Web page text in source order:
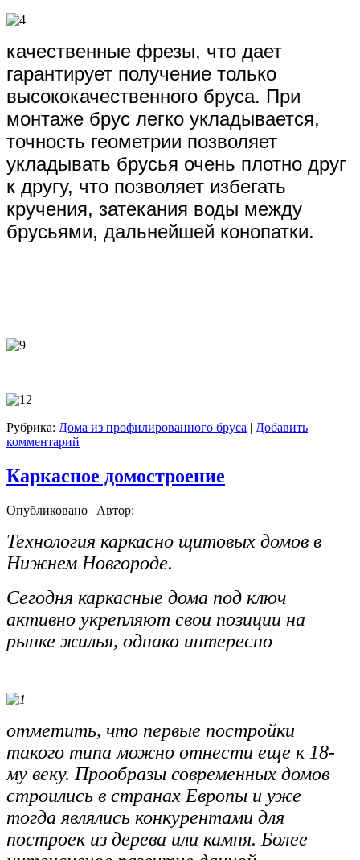
качественные фрезы, что дает
гарантирует получение только
высококачественного бруса. При
монтаже брус легко укладывается,
точность геометрии позволяет
укладывать брусья очень плотно друг
к другу, что позволяет избегать
кручения, затекания воды между
брусьями, дальнейшей конопатки.
Рубрика: Дома из профилированного бруса | Добавить
комментарий
Каркасное домостроение
Опубликовано | Автор:
Технология каркасно щитовых домов в
Нижнем Новгороде.
Сегодня каркасные дома под ключ
активно укрепляют свои позиции на
рынке жилья, однако интересно
отметить, что первые постройки
такого типа можно отнести еще к 18-
му веку. Прообразы современных домов
строились в странах Европы и уже
тогда являлись конкурентами для
построек из дерева или камня. Более